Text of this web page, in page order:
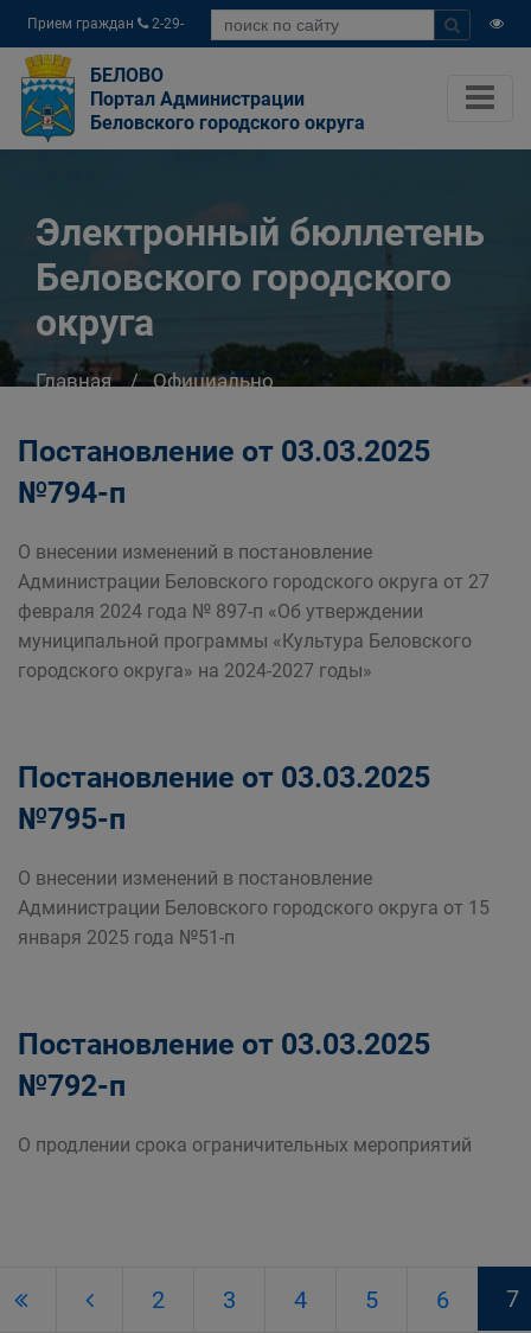
Прием граждан
2-29-
04
БЕЛОВО
Портал Администрации
Беловского городского округа
Электронный бюллетень
Беловского городского
округа
Главная
Официально
Постановление от 03.03.2025
№794-п
О внесении изменений в постановление
Администрации Беловского городского округа от 27
февраля 2024 года № 897-п «Об утверждении
муниципальной программы «Культура Беловского
городского округа» на 2024-2027 годы»
Постановление от 03.03.2025
№795-п
О внесении изменений в постановление
Администрации Беловского городского округа от 15
января 2025 года №51-п
Постановление от 03.03.2025
№792-п
О продлении срока ограничительных мероприятий
2 3 4 5 6 7